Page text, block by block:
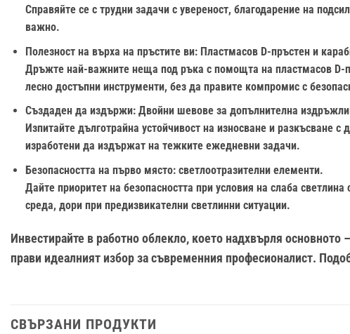
Справяйте се с трудни задачи с увереност, благодарение на
важно.
Полезност на върха на пръстите ви: Пластмасов D-пръстен и
Дръжте най-важните неща под ръка с помощта на пластмасов D-
лесно достъпни инструменти, без да правите компромис с
Създаден да издържи: Двойни шевове за допълнителна
Изпитайте дълготрайна устойчивост на износване и
изработени да издържат на тежките ежедневни задачи.
Безопасността на първо място: светлоотразителни елементи.
Дайте приоритет на безопасността при условия на слаба
среда, дори при предизвикателни светлинни ситуации.
Инвестирайте в работно облекло, което надхвърля
прави идеалният избор за съвременния професионалист.
СВЪРЗАНИ ПРОДУКТИ